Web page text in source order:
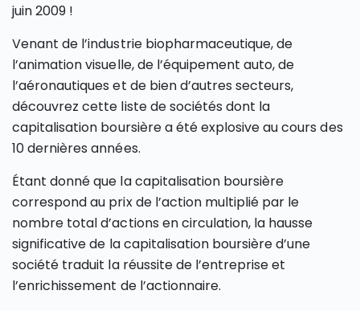
juin 2009 !
Venant de l’industrie biopharmaceutique, de
l’animation visuelle, de l’équipement auto, de
l’aéronautiques et de bien d’autres secteurs,
découvrez cette liste de sociétés dont la
capitalisation boursière a été explosive au cours des
10 dernières années.
Étant donné que la capitalisation boursière
correspond au prix de l’action multiplié par le
nombre total d’actions en circulation, la hausse
significative de la capitalisation boursière d’une
société traduit la réussite de l’entreprise et
l’enrichissement de l’actionnaire.